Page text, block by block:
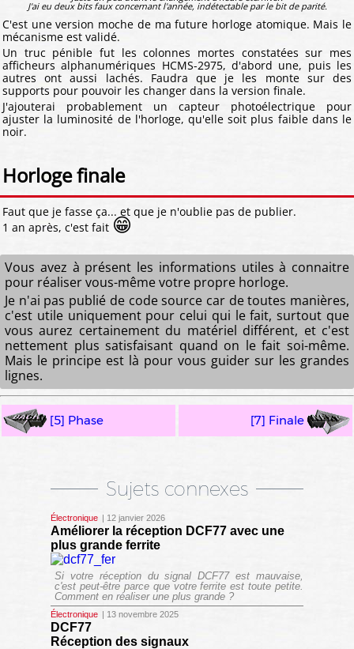
Sujets connexes
Électronique | 12 janvier 2026
Améliorer la réception DCF77 avec une
plus grande ferrite
Si votre réception du signal DCF77 est mauvaise,
c'est peut-être parce que votre ferrite est toute petite.
Comment en réaliser une plus grande ?
Électronique | 13 novembre 2025
DCF77
Réception des signaux
J'ai eu deux bits faux concernant l'année, indétectable par le bit de parité.
C'est une version moche de ma future horloge atomique. Mais le
mécanisme est validé.
Un truc pénible fut les colonnes mortes constatées sur mes
afficheurs alphanumériques HCMS-2975, d'abord une, puis les
autres ont aussi lachés. Faudra que je les monte sur des
supports pour pouvoir les changer dans la version finale.
J'ajouterai probablement un capteur photoélectrique pour
ajuster la luminosité de l'horloge, qu'elle soit plus faible dans le
noir.
Horloge finale
Faut que je fasse ça... et que je n'oublie pas de publier.
1 an après, c'est fait 😁
Vous avez à présent les informations utiles à connaitre
pour réaliser vous-même votre propre horloge.
Je n'ai pas publié de code source car de toutes manières,
c'est utile uniquement pour celui qui le fait, surtout que
vous aurez certainement du matériel différent, et c'est
nettement plus satisfaisant quand on le fait soi-même.
Mais le principe est là pour vous guider sur les grandes
lignes.
[5] Phase [7] Finale